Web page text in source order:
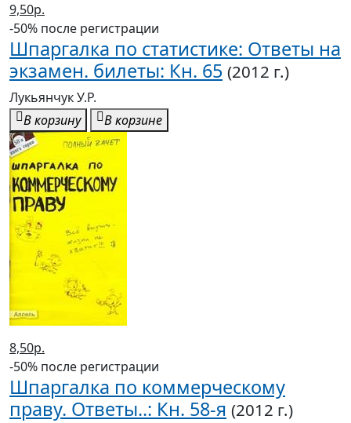
9,50р.
-50% после регистрации
Шпаргалка по статистике: Ответы на
экзамен. билеты: Кн. 65 (2012 г.)
Лукьянчук У.Р.
В корзину
В корзине
8,50р.
-50% после регистрации
Шпаргалка по коммерческому
праву. Ответы..: Кн. 58-я (2012 г.)